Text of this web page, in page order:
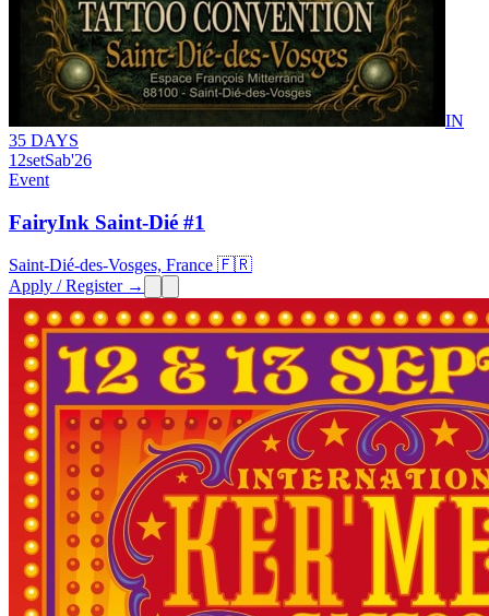
IN
35 DAYS
12setSab'26
Event
FairyInk Saint-Dié #1
Saint-Dié-des-Vosges, France 🇫🇷
Apply / Register →